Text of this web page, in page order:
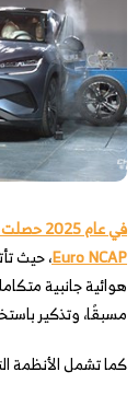
في عام 2025 حصلت السيارة على تقييم 5 نجوم
Euro NCAP
هوائية جانبية
مسبقًا، وتذكير
كما تشمل الأنظمة